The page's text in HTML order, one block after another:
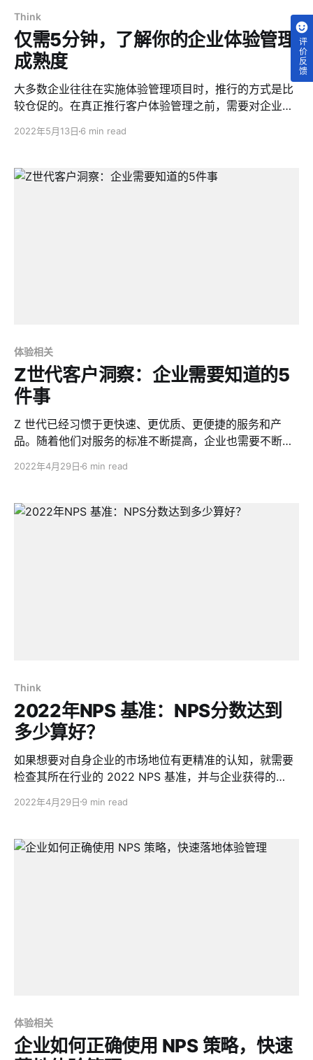
Think
仅需5分钟，了解你的企业体验管理
成熟度
大多数企业往往在实施体验管理项目时，推行的方式是比
较仓促的。在真正推行客户体验管理之前，需要对企业做
2022年5月13日 6 min read
体验相关
Z世代客户洞察：企业需要知道的5
件事
Z 世代已经习惯于更快速、更优质、更便捷的服务和产
品。随着他们对服务的标准不断提高，企业也需要不断进
2022年4月29日 6 min read
Think
2022年NPS 基准：NPS分数达到
多少算好？
如果想要对自身企业的市场地位有更精准的认知，就需要
检查其所在行业的 2022 NPS 基准，并与企业获得的
2022年4月29日 9 min read
体验相关
企业如何正确使用 NPS 策略，快速
评价反馈